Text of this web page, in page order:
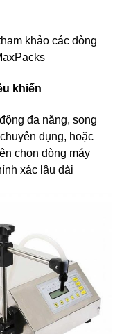
khảo các dòng
khiển
đa năng, song
dụng, hoặc
chọn dòng máy
xác lâu dài